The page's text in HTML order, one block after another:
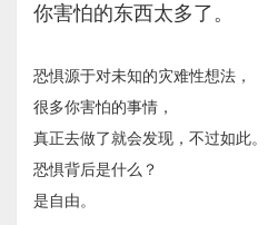
你害怕的东西太多了。
恐惧源于对未知的灾难性想法，
很多你害怕的事情，
真正去做了就会发现，不过如此。
恐惧背后是什么？
是自由。